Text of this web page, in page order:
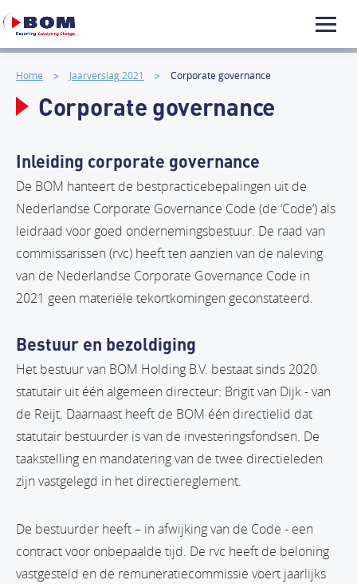
Home Jaarverslag 2021 Corporate governance
Corporate governance
Inleiding corporate governance
De BOM hanteert de bestpracticebepalingen uit de
Nederlandse Corporate Governance Code (de ‘Code’) als
leidraad voor goed ondernemingsbestuur. De raad van
commissarissen (rvc) heeft ten aanzien van de naleving
van de Nederlandse Corporate Governance Code in
2021 geen materiële tekortkomingen geconstateerd.
Bestuur en bezoldiging
Het bestuur van BOM Holding B.V. bestaat sinds 2020
statutair uit één algemeen directeur: Brigit van Dijk - van
de Reijt. Daarnaast heeft de BOM één directielid dat
statutair bestuurder is van de investeringsfondsen. De
taakstelling en mandatering van de twee directieleden
zijn vastgelegd in het directiereglement.
De bestuurder heeft – in afwijking van de Code - een
contract voor onbepaalde tijd. De rvc heeft de beloning
vastgesteld en de remuneratiecommissie voert jaarlijks